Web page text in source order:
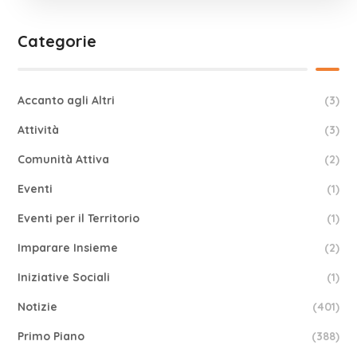
Categorie
Accanto agli Altri (3)
Attività (3)
Comunità Attiva (2)
Eventi (1)
Eventi per il Territorio (1)
Imparare Insieme (2)
Iniziative Sociali (1)
Notizie (401)
Primo Piano (388)